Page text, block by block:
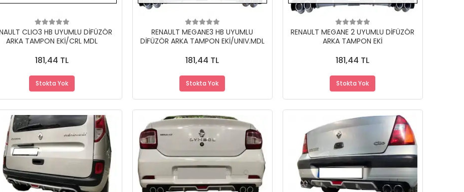
CLIO3 HB UYUMLU DİFÜZÖR
ARKA TAMPON EKİ/CRL MDL
181,44 TL
Stokta Yok
RENAULT MEGANE3 HB UYUMLU
DİFÜZÖR ARKA TAMPON EKİ/UNIV.MDL
181,44 TL
Stokta Yok
RENAULT MEGANE 2 UYUMLU DİFÜZÖR
ARKA TAMPON EKİ
181,44 TL
Stokta Yok
Stokta Yok Stokta Yok Stokta Yok